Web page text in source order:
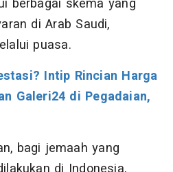
berbagai skema yang
di Arab Saudi,
puasa.
Intip Rincian Harga
Galeri24 di Pegadaian,
bagi jemaah yang